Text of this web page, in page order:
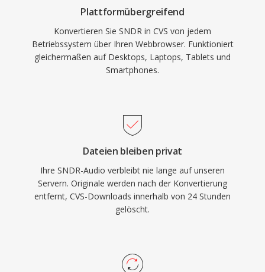
Plattformübergreifend
Konvertieren Sie SNDR in CVS von jedem
Betriebssystem über Ihren Webbrowser. Funktioniert
gleichermaßen auf Desktops, Laptops, Tablets und
Smartphones.
Dateien bleiben privat
Ihre SNDR-Audio verbleibt nie lange auf unseren
Servern. Originale werden nach der Konvertierung
entfernt, CVS-Downloads innerhalb von 24 Stunden
gelöscht.